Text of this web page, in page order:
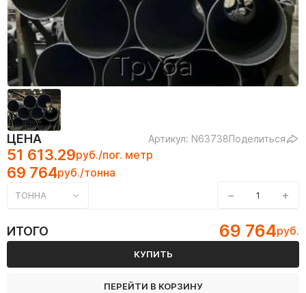
ЦЕНА Артикул: N63738Поделиться
51 613.29руб./пог. метр
69 764руб./тонна
ТОННА − +
ИТОГО 69 764руб.
КУПИТЬ
ПЕРЕЙТИ В КОРЗИНУ